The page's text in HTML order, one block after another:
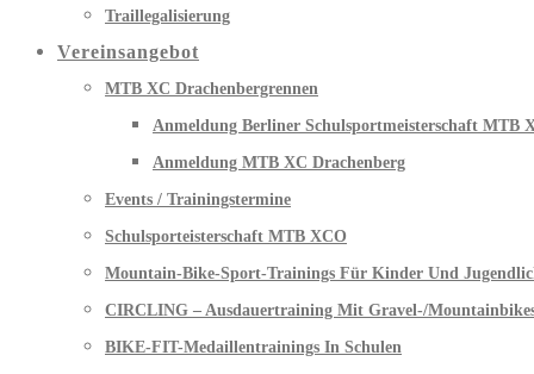
Traillegalisierung
Vereinsangebot
MTB XC Drachenbergrennen
Anmeldung Berliner Schulsportmeisterschaft MTB
Anmeldung MTB XC Drachenberg
Events / Trainingstermine
Schulsporteisterschaft MTB XCO
Mountain-Bike-Sport-Trainings Für Kinder Und
CIRCLING – Ausdauertraining Mit Gravel-/
BIKE-FIT-Medaillentrainings In Schulen